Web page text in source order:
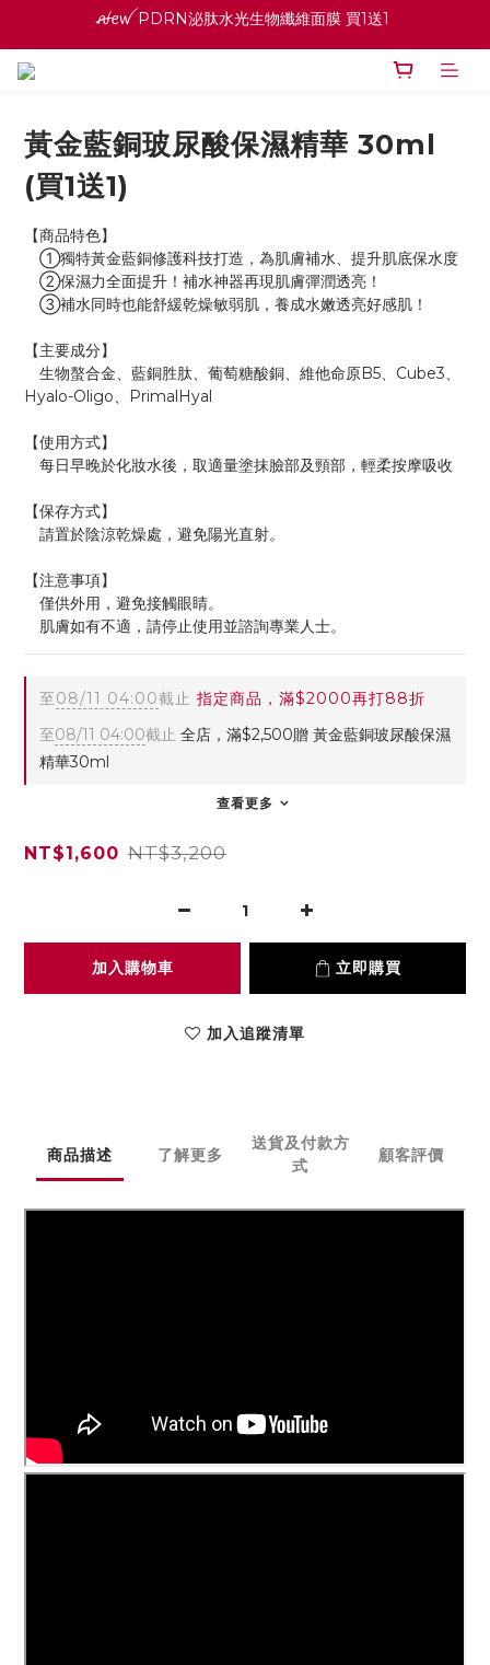
ꫛꫀꪝ PDRN泌肽水光生物纖維面膜 買1送1
寵愛之名官網會員招募中 ♡ 八月消費紅利加倍送
黃金藍銅玻尿酸保濕精華 30ml
(買1送1)
【商品特色】
①獨特黃金藍銅修護科技打造，為肌膚補水、提升肌底保水度
②保濕力全面提升！補水神器再現肌膚彈潤透亮！
③補水同時也能舒緩乾燥敏弱肌，養成水嫩透亮好感肌！
【主要成分】
生物螯合金、藍銅胜肽、葡萄糖酸銅、維他命原B5、Cube3、
Hyalo-Oligo、PrimalHyal
【使用方式】
每日早晚於化妝水後，取適量塗抹臉部及頸部，輕柔按摩吸收
【保存方式】
請置於陰涼乾燥處，避免陽光直射。
【注意事項】
僅供外用，避免接觸眼睛。
肌膚如有不適，請停止使用並諮詢專業人士。
至08/11 04:00截止 指定商品，滿$2000再打88折
至08/11 04:00截止 全店，滿$2,500贈 黃金藍銅玻尿酸保濕
精華30ml
查看更多
NT$1,600 NT$3,200
加入購物車 立即購買
加入追蹤清單
商品描述 了解更多
送貨及付款方
式
顧客評價